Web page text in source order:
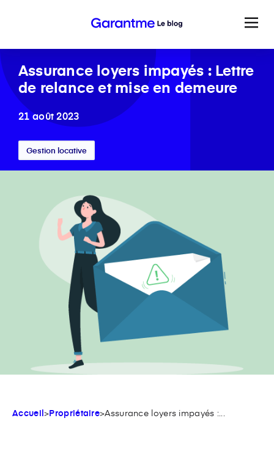
Assurance loyers impayés : Lettre
de relance et mise en demeure
21 août 2023
Gestion locative
Accueil>Propriétaire>Assurance loyers impayés :...